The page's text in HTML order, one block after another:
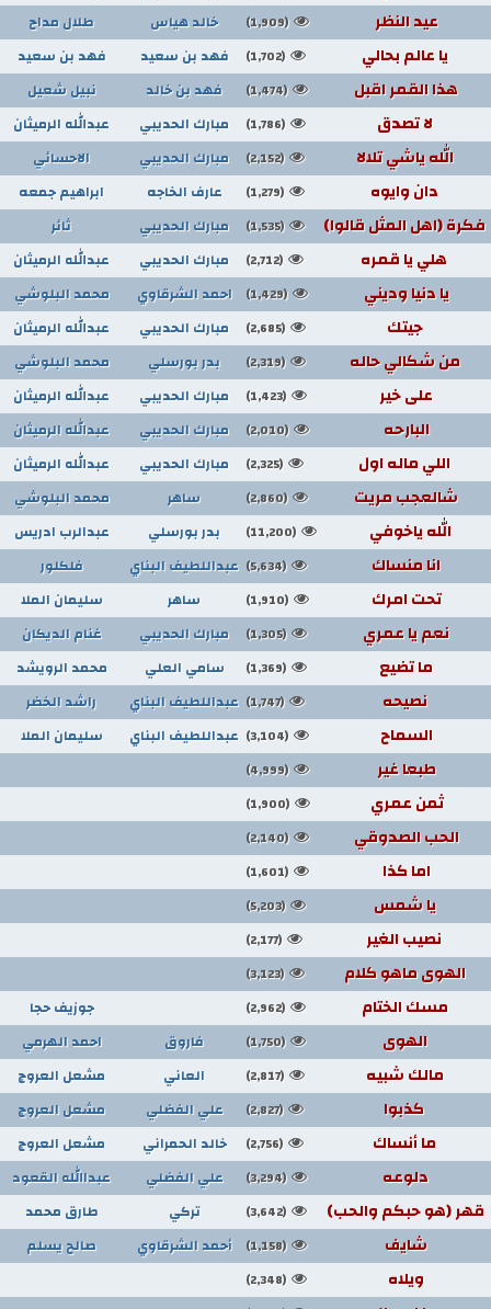
عيد النظر (1,909) خالد هياس طلال مداح
يا عالم بحالي (1,702) فهد بن سعيد فهد بن سعيد
هذا القمر اقبل (1,474) فهد بن خالد نبيل شعيل
لا تصدق (1,786) مبارك الحديبي عبدالله الرميثان
الله ياشي تلالا (2,152) مبارك الحديبي الاحسائي
دان وايوه (1,279) عارف الخاجه ابراهيم جمعه
فكرة (اهل المثل قالوا) (1,535) مبارك الحديبي ثائر
هلي يا قمره (2,712) مبارك الحديبي عبدالله الرميثان
يا دنيا وديني (1,429) احمد الشرقاوي محمد البلوشي
جيتك (2,685) مبارك الحديبي عبدالله الرميثان
من شكالي حاله (2,319) بدر بورسلي محمد البلوشي
على خير (1,423) مبارك الحديبي عبدالله الرميثان
البارحه (2,010) مبارك الحديبي عبدالله الرميثان
اللي ماله اول (2,325) مبارك الحديبي عبدالله الرميثان
شالعجب مريت (2,860) ساهر محمد البلوشي
الله ياخوفي (11,200) بدر بورسلي عبدالرب ادريس
انا منساك (5,634) عبداللطيف البناي فلكلور
تحت امرك (1,910) ساهر سليمان الملا
نعم يا عمري (1,305) مبارك الحديبي غنام الديكان
ما تضيع (1,369) سامي العلي محمد الرويشد
نصيحه (1,747) عبداللطيف البناي راشد الخضر
السماح (3,104) عبداللطيف البناي سليمان الملا
طبعا غير (4,999)
ثمن عمري (1,900)
الحب الصدوقي (2,140)
اما كذا (1,601)
يا شمس (5,203)
نصيب الغير (2,177)
الهوى ماهو كلام (3,123)
مسك الختام (2,962) جوزيف حجا
الهوى (1,750) فاروق احمد الهرمي
مالك شبيه (2,817) العاني مشعل العروج
كذبوا (2,827) علي الفضلي مشعل العروج
ما أنساك (2,756) خالد الحمراني مشعل العروج
دلوعه (3,294) علي الفضلي عبداالله القعود
قهر (هو حبكم والحب) (3,642) تركي طارق محمد
شايف (1,158) أحمد الشرقاوي صالح يسلم
ويلاه (2,348)